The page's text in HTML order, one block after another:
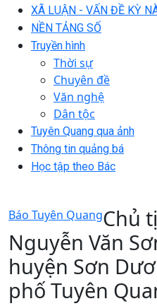
XÃ LUẬN - VẤN ĐỀ KỲ
NỀN TẢNG SỐ
Truyền hình
Thời sự
Chuyên đề
Văn nghệ
Dân tộc
Tuyên Quang qua ảnh
Thông tin quảng bá
Học tập theo Bác
Báo Tuyên QuangChủ
Nguyễn Văn
huyện Sơn
phố Tuyên